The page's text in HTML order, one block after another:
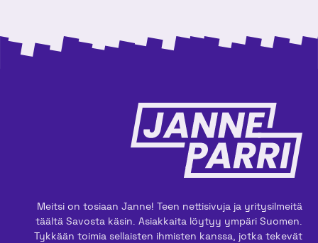
Meitsi on tosiaan Janne! Teen nettisivuja ja yritysilmeitä
täältä Savosta käsin. Asiakkaita löytyy ympäri Suomen.
Tykkään toimia sellaisten ihmisten kanssa, jotka tekevät